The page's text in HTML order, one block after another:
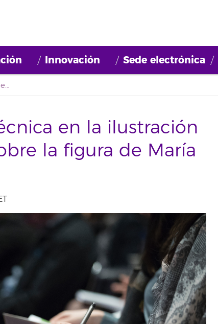
Innovación Sede electrónica
‘Mujeres, ciencia y técnica en la ilustración canaria’, ponencia sobre la figura de María Betancourt
en la ilustración
la figura de María